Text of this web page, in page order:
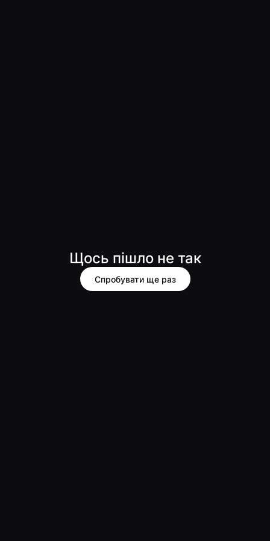
Щось пішло не так
Спробувати ще раз